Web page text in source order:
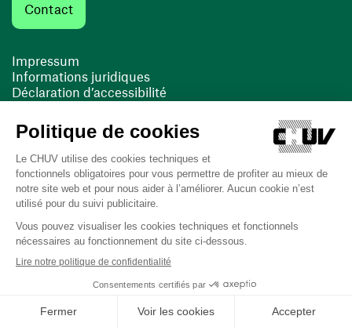
Contact
Impressum
Informations juridiques
Déclaration d’accessibilité
Cookies
(ouvre une nouvelle fenêtre)
(ouvre une nouvelle fenêtre)
Dernière mise à jour le 13/08/2025 à 10:19